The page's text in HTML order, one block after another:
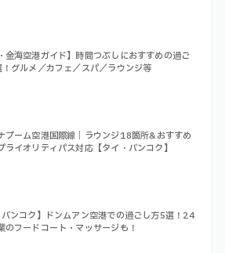
金海空港ガイド】時間つぶしにおすすめの過ご
！グルメ／カフェ／スパ／ラウンジ等
プーム空港国際線｜ラウンジ18箇所&おすすめ
ライオリティパス対応【タイ・バンコク】
バンコク】ドンムアン空港での過ごし方5選！24
のフードコート・マッサージも！